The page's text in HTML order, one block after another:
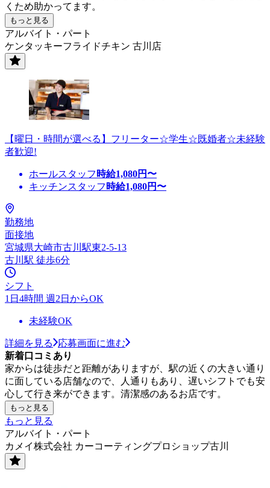
くため助かってます。
もっと見る
アルバイト・パート
ケンタッキーフライドチキン 古川店
【曜日・時間が選べる】フリーター☆学生☆既婚者☆未経験
者歓迎!
ホールスタッフ 時給1,080円〜
キッチンスタッフ 時給1,080円〜
勤務地
面接地
宮城県大崎市古川駅東2-5-13
古川駅 徒歩6分
シフト
1日4時間 週2日からOK
未経験OK
詳細を見る
応募画面に進む
新着口コミあり
家からは徒歩だと距離がありますが、駅の近くの大きい通り
に面している店舗なので、人通りもあり、遅いシフトでも安
心して行き来ができます。清潔感のあるお店です。
もっと見る
もっと見る
アルバイト・パート
カメイ株式会社 カーコーティングプロショップ古川